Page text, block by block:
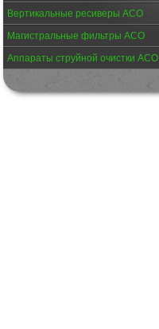
Вертикальные ресиверы АСО
Магистральные фильтры АСО
Аппараты струйной очистки АСО